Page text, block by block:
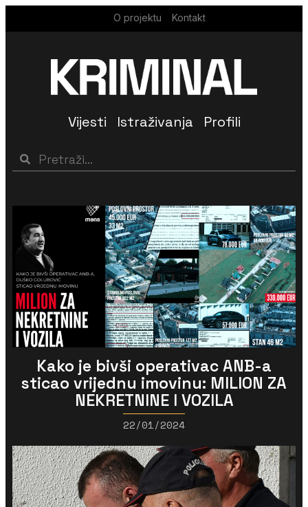
O projektu Kontakt
Vijesti Istraživanja Profili
Kako je bivši operativac ANB-a
sticao vrijednu imovinu: MILION ZA
NEKRETNINE I VOZILA
22/01/2024